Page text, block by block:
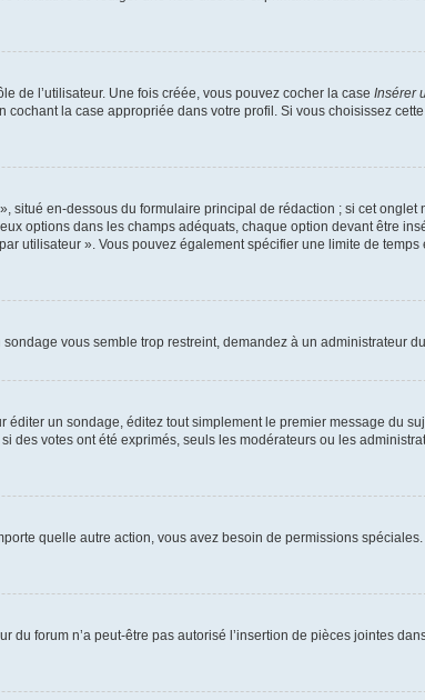
de l’utilisateur. Une fois créée, vous pouvez cocher la case Insérer
la case appropriée dans votre profil. Si vous choisissez
situé en-dessous du formulaire principal de rédaction ; si cet onglet
options dans les champs adéquats, chaque option devant être
utilisateur ». Vous pouvez également spécifier une limite de
vous semble trop restreint, demandez à un administrateur
un sondage, éditez tout simplement le premier message du
des votes ont été exprimés, seuls les modérateurs ou les
quelle autre action, vous avez besoin de permissions
forum n’a peut-être pas autorisé l’insertion de pièces jointes